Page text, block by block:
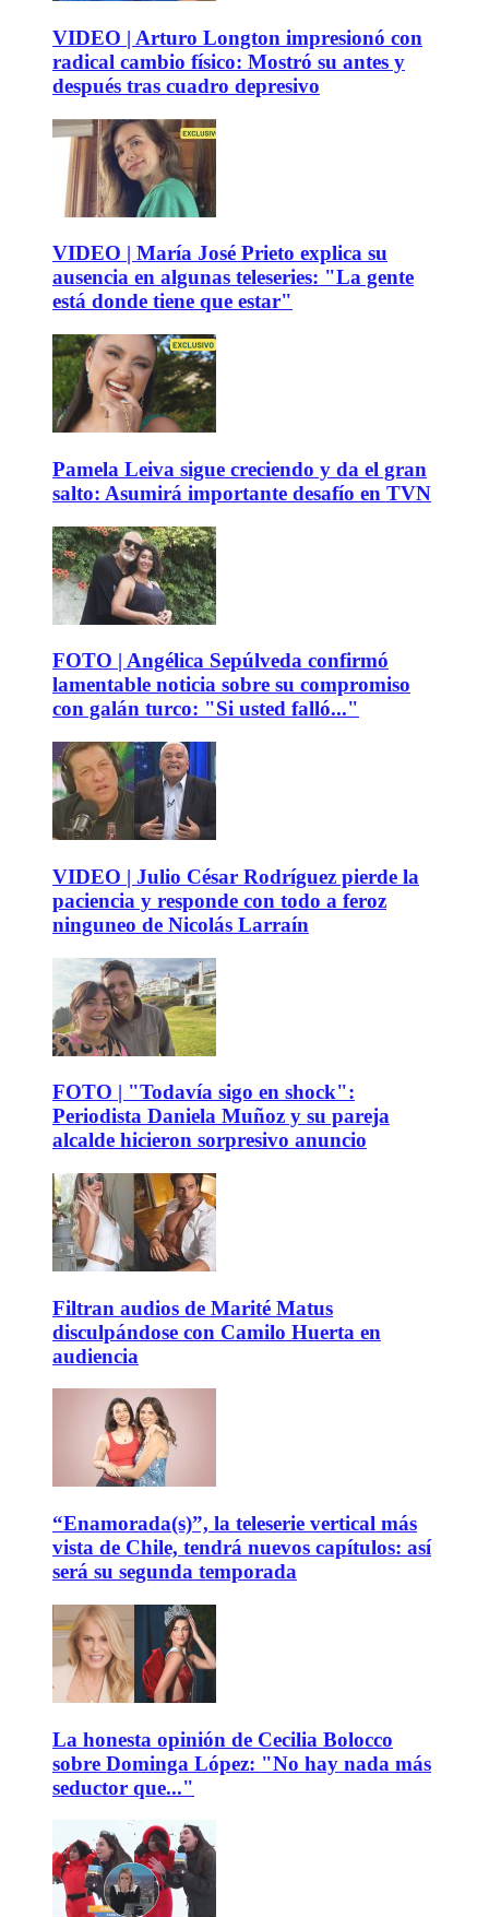
VIDEO | Arturo Longton impresionó con
radical cambio físico: Mostró su antes y
después tras cuadro depresivo
VIDEO | María José Prieto explica su
ausencia en algunas teleseries: "La gente
está donde tiene que estar"
Pamela Leiva sigue creciendo y da el gran
salto: Asumirá importante desafío en TVN
FOTO | Angélica Sepúlveda confirmó
lamentable noticia sobre su compromiso
con galán turco: "Si usted falló..."
VIDEO | Julio César Rodríguez pierde la
paciencia y responde con todo a feroz
ninguneo de Nicolás Larraín
FOTO | "Todavía sigo en shock":
Periodista Daniela Muñoz y su pareja
alcalde hicieron sorpresivo anuncio
Filtran audios de Marité Matus
disculpándose con Camilo Huerta en
audiencia
“Enamorada(s)”, la teleserie vertical más
vista de Chile, tendrá nuevos capítulos: así
será su segunda temporada
La honesta opinión de Cecilia Bolocco
sobre Dominga López: "No hay nada más
seductor que..."